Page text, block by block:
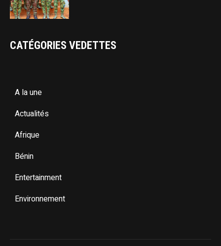
CATÉGORIES VEDETTES
A la une
Actualités
Afrique
Bénin
Entertainment
Environnement